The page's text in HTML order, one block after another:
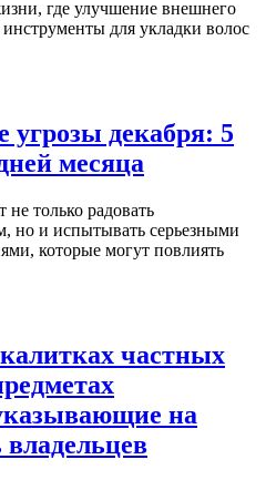
где улучшение внешнего
для укладки волос
угрозы декабря: 5
месяца
не только радовать
но и испытывать серьезными
которые могут повлиять
частных
на
владельцев